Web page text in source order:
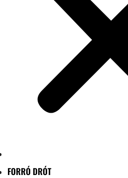
FORRÓ DRÓT